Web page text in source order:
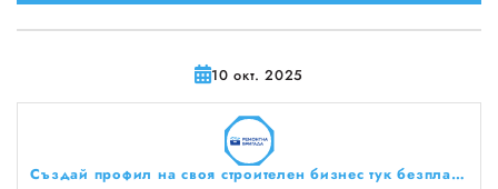
10 окт. 2025
Създай профил на своя строителен бизнес тук безплатно!